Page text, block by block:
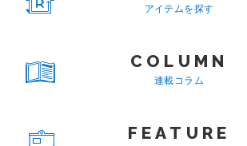
アイテムを探す
COLUMN
連載コラム
FEATURE